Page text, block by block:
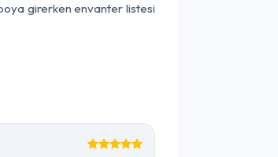
girerken envanter listesi